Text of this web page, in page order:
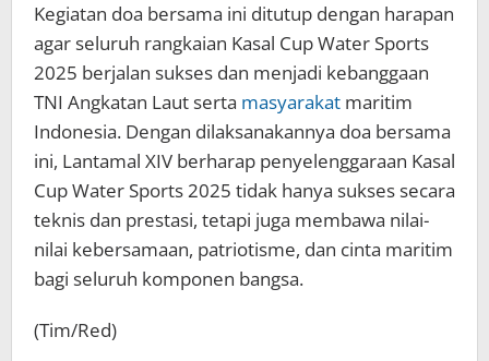
Kegiatan doa bersama ini ditutup dengan harapan
agar seluruh rangkaian Kasal Cup Water Sports
2025 berjalan sukses dan menjadi kebanggaan
TNI Angkatan Laut serta masyarakat maritim
Indonesia. Dengan dilaksanakannya doa bersama
ini, Lantamal XIV berharap penyelenggaraan Kasal
Cup Water Sports 2025 tidak hanya sukses secara
teknis dan prestasi, tetapi juga membawa nilai-
nilai kebersamaan, patriotisme, dan cinta maritim
bagi seluruh komponen bangsa.
(Tim/Red)